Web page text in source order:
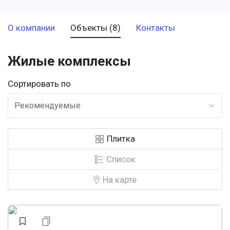
О компании Объекты (8) Контакты
Жилые комплексы
Сортировать по
Рекомендуемые
Плитка
Список
На карте